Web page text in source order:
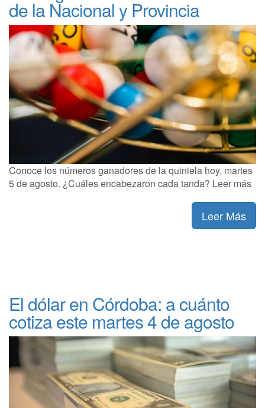
de la Nacional y Provincia
Conoce los números ganadores de la quiniela hoy, martes
5 de agosto. ¿Cuáles encabezaron cada tanda? Leer más
Leer Más
El dólar en Córdoba: a cuánto
cotiza este martes 4 de agosto